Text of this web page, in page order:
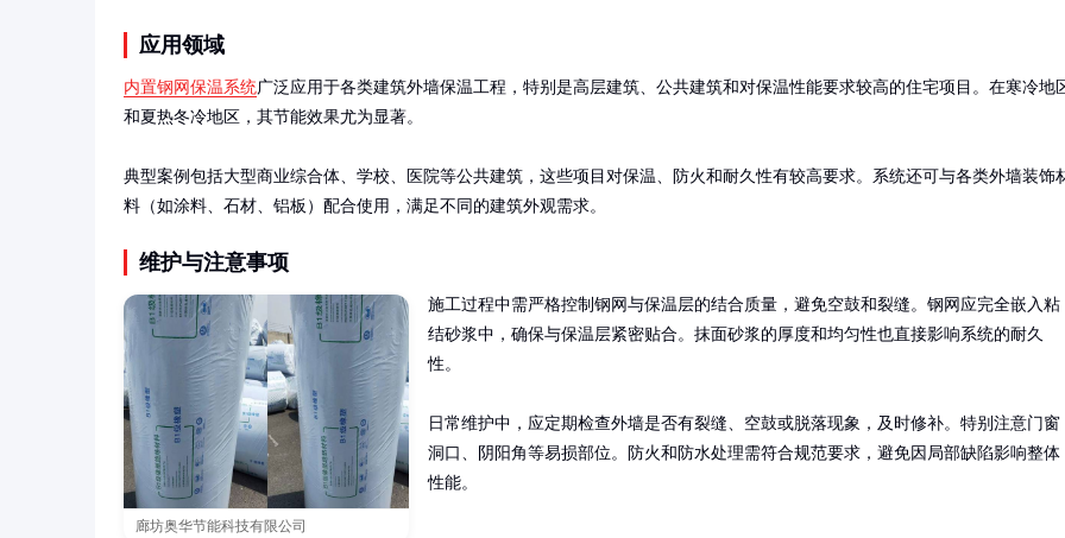
应用领域
内置钢网保温系统广泛应用于各类建筑外墙保温工程，特别是高层建筑、公共建筑和对保温性能要求较高的住宅项目。在寒冷地
和夏热冬冷地区，其节能效果尤为显著。
典型案例包括大型商业综合体、学校、医院等公共建筑，这些项目对保温、防火和耐久性有较高要求。系统还可与各类外墙装饰
料（如涂料、石材、铝板）配合使用，满足不同的建筑外观需求。
维护与注意事项
廊坊奥华节能科技有限公司
施工过程中需严格控制钢网与保温层的结合质量，避免空鼓和裂缝。钢网应完全嵌入粘
结砂浆中，确保与保温层紧密贴合。抹面砂浆的厚度和均匀性也直接影响系统的耐久
性。
日常维护中，应定期检查外墙是否有裂缝、空鼓或脱落现象，及时修补。特别注意门窗
洞口、阴阳角等易损部位。防火和防水处理需符合规范要求，避免因局部缺陷影响整体
性能。